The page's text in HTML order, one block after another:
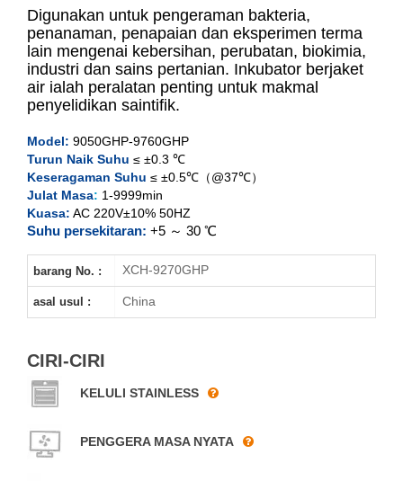
XCH-9080GHP
XCH-9160GHP
XCH-9270GHP
Digunakan untuk pengeraman bakteria,
penanaman, penapaian dan eksperimen terma
lain mengenai kebersihan, perubatan, biokimia,
industri dan sains pertanian. Inkubator berjaket
air ialah peralatan penting untuk makmal
penyelidikan saintifik.
Model: 9050GHP-9760GHP
Turun Naik Suhu ≤ ±0.3 ℃
Keseragaman Suhu ≤ ±0.5℃（@37℃）
Julat Masa: 1-9999min
Kuasa: AC 220V±10% 50HZ
Suhu persekitaran: +5 ～ 30 ℃
barang No. : XCH-9270GHP
asal usul : China
CIRI-CIRI
KELULI STAINLESS
PENGGERA MASA NYATA